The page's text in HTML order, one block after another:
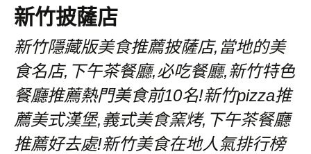
新竹披薩店
新竹隱藏版美食推薦披薩店,當地的美
食名店,下午茶餐廳,必吃餐廳,新竹特色
餐廳推薦熱門美食前10名!新竹pizza推
薦美式漢堡,義式美食窯烤,下午茶餐廳
推薦好去處!新竹美食在地人氣排行榜